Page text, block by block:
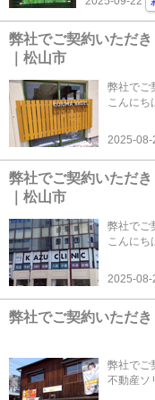
弊社でご契約いただ
｜松山市
弊社で
こんにち
2025-08-
弊社でご契約いた
｜松山市
弊社で
こんにち
2025-08-
弊社でご契約いただ
弊社でご
不動産ソ